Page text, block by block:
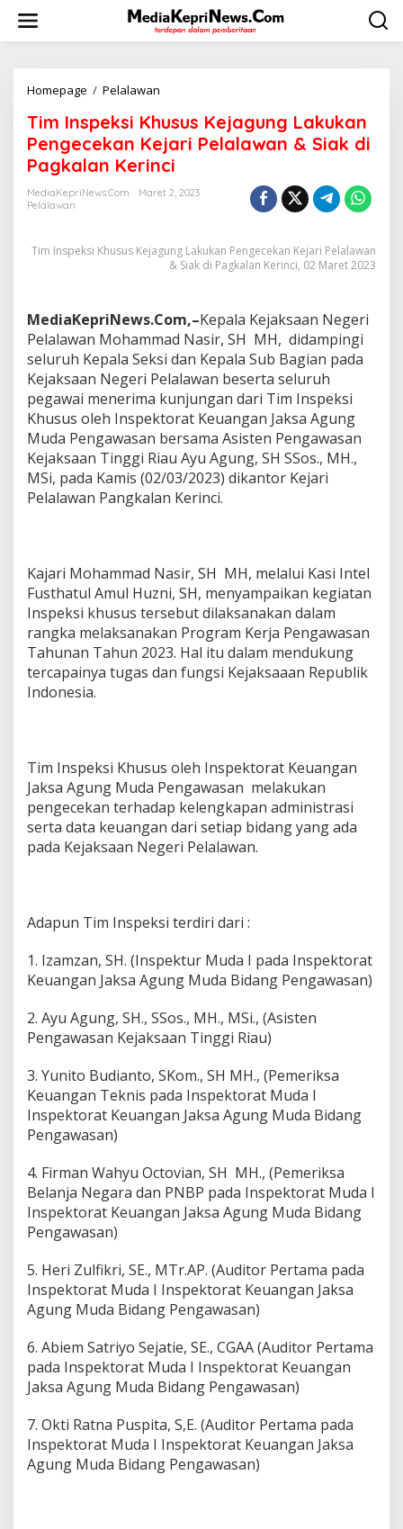
w
Homepage / Pelalawan
m
I
n
s
p
i
s
u
s
K
e
j
a
g
u
n
g
L
a
n
P
n
g
e
K
e
j
r
i
a
l
w
a
&
i
k
d
i
P
k
a
l
a
e
r
i
n
i
Tim Inspeksi Khusus Kejagung Lakukan
Pengecekan Kejari Pelalawan & Siak di
Pagkalan Kerinci
MediaKepriNews.com
Maret 2, 2023
Pelalawan
Tim Inspeksi Khusus Kejagung Lakukan Pengecekan Kejari Pelalawan
& Siak di Pagkalan Kerinci, 02 Maret 2023
MediaKepriNews.Com,–Kepala Kejaksaan Negeri
Pelalawan Mohammad Nasir, SH MH, didampingi
seluruh Kepala Seksi dan Kepala Sub Bagian pada
Kejaksaan Negeri Pelalawan beserta seluruh
pegawai menerima kunjungan dari Tim Inspeksi
Khusus oleh Inspektorat Keuangan Jaksa Agung
Muda Pengawasan bersama Asisten Pengawasan
Kejaksaan Tinggi Riau Ayu Agung, SH SSos., MH.,
MSi, pada Kamis (02/03/2023) dikantor Kejari
Pelalawan Pangkalan Kerinci.
Kajari Mohammad Nasir, SH MH, melalui Kasi Intel
Fusthatul Amul Huzni, SH, menyampaikan kegiatan
Inspeksi khusus tersebut dilaksanakan dalam
rangka melaksanakan Program Kerja Pengawasan
Tahunan Tahun 2023. Hal itu dalam mendukung
tercapainya tugas dan fungsi Kejaksaaan Republik
Indonesia.
Tim Inspeksi Khusus oleh Inspektorat Keuangan
Jaksa Agung Muda Pengawasan melakukan
pengecekan terhadap kelengkapan administrasi
serta data keuangan dari setiap bidang yang ada
pada Kejaksaan Negeri Pelalawan.
Adapun Tim Inspeksi terdiri dari :
1. Izamzan, SH. (Inspektur Muda I pada Inspektorat
Keuangan Jaksa Agung Muda Bidang Pengawasan)
2. Ayu Agung, SH., SSos., MH., MSi., (Asisten
Pengawasan Kejaksaan Tinggi Riau)
3. Yunito Budianto, SKom., SH MH., (Pemeriksa
Keuangan Teknis pada Inspektorat Muda I
Inspektorat Keuangan Jaksa Agung Muda Bidang
Pengawasan)
4. Firman Wahyu Octovian, SH MH., (Pemeriksa
Belanja Negara dan PNBP pada Inspektorat Muda I
Inspektorat Keuangan Jaksa Agung Muda Bidang
Pengawasan)
5. Heri Zulfikri, SE., MTr.AP. (Auditor Pertama pada
Inspektorat Muda I Inspektorat Keuangan Jaksa
Agung Muda Bidang Pengawasan)
6. Abiem Satriyo Sejatie, SE., CGAA (Auditor Pertama
pada Inspektorat Muda I Inspektorat Keuangan
Jaksa Agung Muda Bidang Pengawasan)
7. Okti Ratna Puspita, S,E. (Auditor Pertama pada
Inspektorat Muda I Inspektorat Keuangan Jaksa
Agung Muda Bidang Pengawasan)